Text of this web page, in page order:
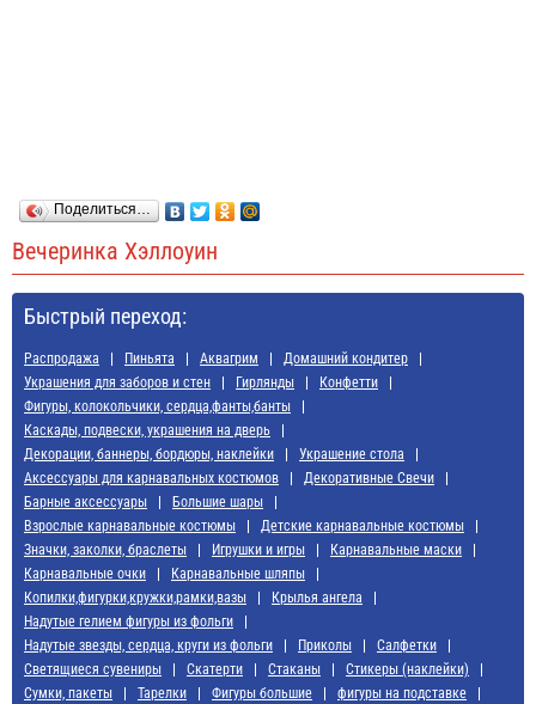
Поделиться…
Вечеринка Хэллоуин
Быстрый переход:
Распродажа Пиньята Аквагрим
Домашний кондитер
Украшения для заборов и стен
Гирлянды
Конфетти
Фигуры, колокольчики, сердца,фанты,банты
Каскады, подвески, украшения на дверь
Декорации, баннеры, бордюры, наклейки
Украшение стола
Аксессуары для карнавальных костюмов
Декоративные Свечи
Барные аксессуары
Большие шары
Взрослые карнавальные костюмы
Детские карнавальные костюмы
Значки, заколки, браслеты
Игрушки и игры
Карнавальные маски
Карнавальные очки
Карнавальные шляпы
Копилки,фигурки,кружки,рамки,вазы
Крылья ангела
Надутые гелием фигуры из фольги
Надутые звезды, сердца, круги из фольги
Приколы
Салфетки
Светящиеся сувениры
Скатерти Стаканы
Стикеры (наклейки)
Сумки, пакеты
Тарелки Фигуры большие
фигуры на подставке